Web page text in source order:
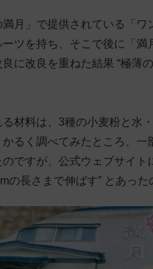
満月」で提供されている「
ーツを持ち、そこで後に「
に改良を重ねた結果 “極薄
材料は、3種の小麦粉と水
るく調べてみたところ、
ですが、公式ウェブサイト
の長さまで伸ばす” とあった